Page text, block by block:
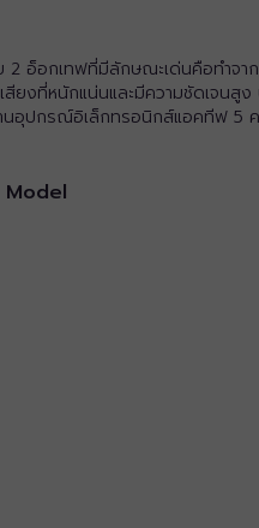
2 อ็อกเทฟที่มีลักษณะเด่นคือทำจ
บเสียงที่หนักแน่นและมีความชัดเจ
อุปกรณ์อิเล็กทรอนิกส์แอคทีฟ 5
Model